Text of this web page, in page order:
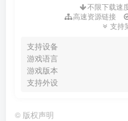
不限下载速
高速资源链接
支持
支持设备
游戏语言
游戏版本
支持外设
© 版权声明